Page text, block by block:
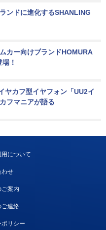
ンドに進化するSHANLING
カー向けブランドHOMURA
！
ヤカフ型イヤフォン「UU2イ
フマニアが語る
について
わせ
ご案内
ご連絡
リシー